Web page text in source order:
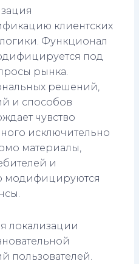
клиентских
Функционал
под
рынка.
решений,
и способов
чувство
исключительно
материалы,
и
модифицируются
локализации
пользователей.